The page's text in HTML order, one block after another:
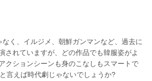
く、イルジメ、朝鮮ガンマンなど、過去に
されていますが、どの作品でも韓服姿がよ
クションシーンも身のこなしもスマートで
言えば時代劇じゃないでしょうか?